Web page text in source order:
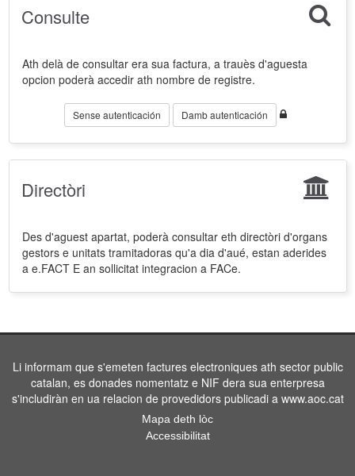
Consulte
Ath delà de consultar era sua factura, a trauès d'aguesta
opcion poderà accedir ath nombre de registre.
Sense autenticación Damb autenticación
Directòri
Des d'aguest apartat, poderà consultar eth directòri d'organs
gestors e unitats tramitadoras qu'a dia d'aué, estan aderides
a e.FACT E an sollicitat integracion a FACe.
Li informam que s'emeten factures electroniques ath sector public
catalan, es donades nomentatz e NIF dera sua enterpresa
s'includiràn en ua relacion de provedidors publicadi a www.aoc.cat
Mapa deth lòc
Accessibilitat